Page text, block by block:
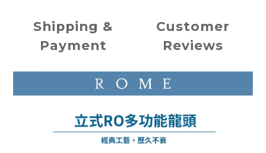
Shipping &
Payment
Customer
Reviews